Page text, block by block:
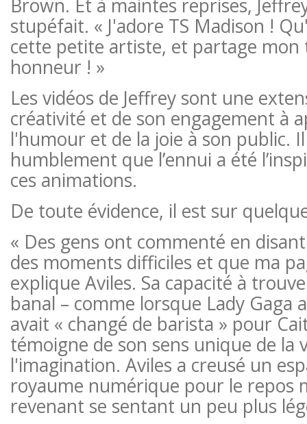
Brown. Et à maintes reprises,
stupéfait. « J'adore TS Madison !
cette petite artiste, et partage mon
honneur ! »
Les vidéos de Jeffrey sont une
créativité et de son engagement à
l'humour et de la joie à son public.
humblement que l’ennui a été
ces animations.
De toute évidence, il est sur
« Des gens ont commenté en
des moments difficiles et que ma
explique Aviles. Sa capacité à
banal – comme lorsque Lady Gaga
avait « changé de barista » pour
témoigne de son sens unique de la
l'imagination. Aviles a creusé un
royaume numérique pour le repos
revenant se sentant un peu plus